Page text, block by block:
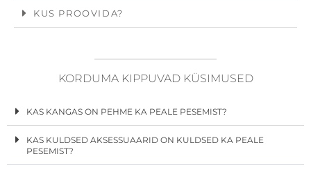
KUS PROOVIDA?
KORDUMA KIPPUVAD KÜSIMUSED
KAS KANGAS ON PEHME KA PEALE PESEMIST?
KAS KULDSED AKSESSUAARID ON KULDSED KA PEALE
PESEMIST?